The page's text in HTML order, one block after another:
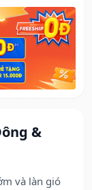
&
và làn gió